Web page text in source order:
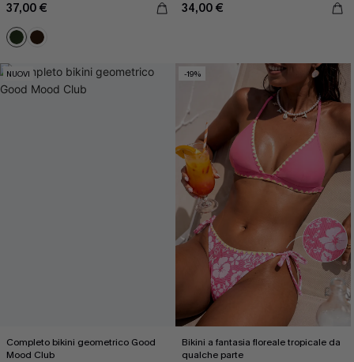
37,00 € 34,00 €
NUOVI
Completo bikini geometrico Good
Mood Club
-19%
Bikini a fantasia floreale tropicale da
qualche parte